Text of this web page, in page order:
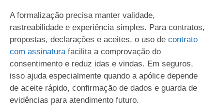
A formalização precisa manter validade,
rastreabilidade e experiência simples. Para contratos,
propostas, declarações e aceites, o uso de contrato
com assinatura facilita a comprovação do
consentimento e reduz idas e vindas. Em seguros,
isso ajuda especialmente quando a apólice depende
de aceite rápido, confirmação de dados e guarda de
evidências para atendimento futuro.